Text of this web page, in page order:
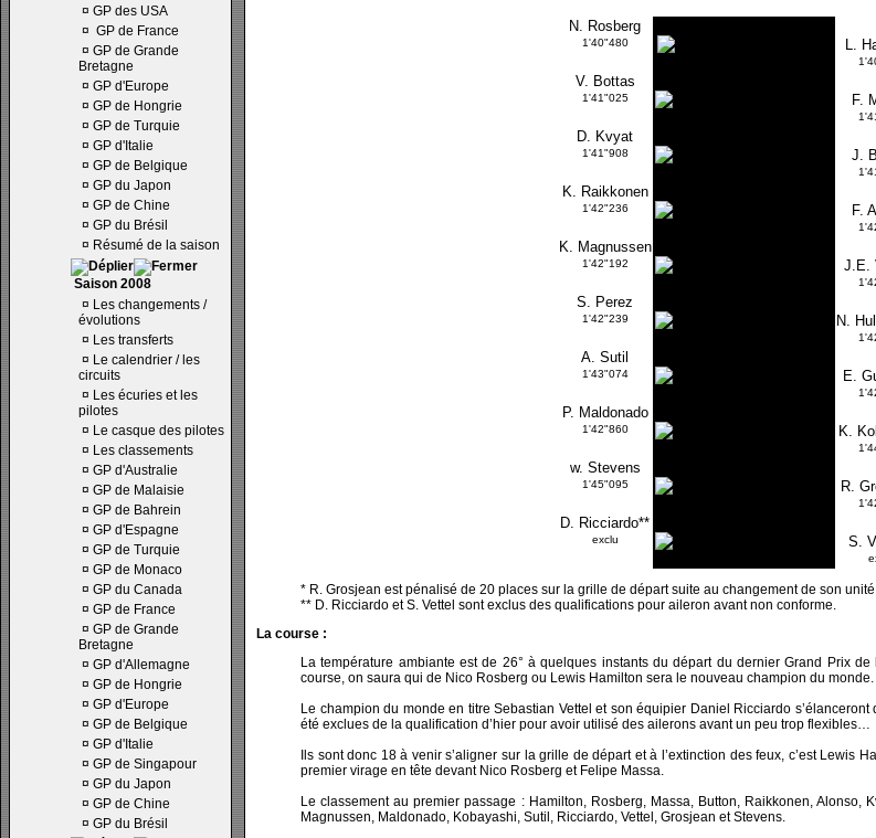
¤ GP des USA
¤ GP de France
¤ GP de Grande
Bretagne
¤ GP d'Europe
¤ GP de Hongrie
¤ GP de Turquie
¤ GP d'Italie
¤ GP de Belgique
¤ GP du Japon
¤ GP de Chine
¤ GP du Brésil
¤ Résumé de la saison
Saison 2008
¤ Les changements /
évolutions
¤ Les transferts
¤ Le calendrier / les
circuits
¤ Les écuries et les
pilotes
¤ Le casque des pilotes
¤ Les classements
¤ GP d'Australie
¤ GP de Malaisie
¤ GP de Bahrein
¤ GP d'Espagne
¤ GP de Turquie
¤ GP de Monaco
¤ GP du Canada
¤ GP de France
¤ GP de Grande
Bretagne
¤ GP d'Allemagne
¤ GP de Hongrie
¤ GP d'Europe
¤ GP de Belgique
¤ GP d'Italie
¤ GP de Singapour
¤ GP du Japon
¤ GP de Chine
¤ GP du Brésil
N. Rosberg
1'40"480 L.
V. Bottas
1'41"025 F.
D. Kvyat
1'41"908 J.
K. Raikkonen
1'42"236 F.
K. Magnussen
1'42"192 J.E.
S. Perez
1'42"239 N.
A. Sutil
1'43"074 E.
P. Maldonado
1'42"860 K.
w. Stevens
1'45"095 R.
D. Ricciardo**
exclu S.
* R. Grosjean est pénalisé de 20 places sur la grille de départ suite au changement de son
** D. Ricciardo et S. Vettel sont exclus des qualifications pour aileron avant non conforme.
La course :
La température ambiante est de 26° à quelques instants du départ du dernier Grand Prix
course, on saura qui de Nico Rosberg ou Lewis Hamilton sera le nouveau champion du monde.
Le champion du monde en titre Sebastian Vettel et son équipier Daniel Ricciardo
été exclues de la qualification d’hier pour avoir utilisé des ailerons avant un peu trop flexibles…
Ils sont donc 18 à venir s’aligner sur la grille de départ et à l’extinction des feux, c’est Lewis
premier virage en tête devant Nico Rosberg et Felipe Massa.
Le classement au premier passage : Hamilton, Rosberg, Massa, Button, Raikkonen, Alonso,
Magnussen, Maldonado, Kobayashi, Sutil, Ricciardo, Vettel, Grosjean et Stevens.